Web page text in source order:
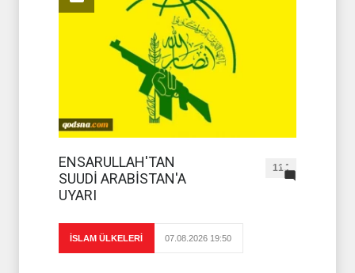
ENSARULLAH'TAN
SUUDİ ARABİSTAN'A
UYARI
114
İSLAM ÜLKELERİ 07.08.2026 19:50